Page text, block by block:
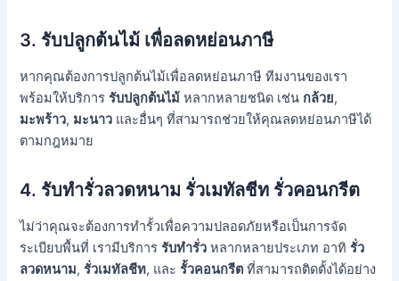
3. รับปลูกต้นไม้ เพื่อลดหย่อนภาษี
หากคุณต้องการปลูกต้นไม้เพื่อลดหย่อนภาษี ทีมงานของเรา
พร้อมให้บริการรับปลูกต้นไม้ หลากหลายชนิด เช่น กล้วย,
มะพร้าว, มะนาว และอื่นๆ ที่สามารถช่วยให้คุณลดหย่อนภาษีได้
ตามกฎหมาย
4. รับทำรั่วลวดหนาม รั่วเมทัลชีท รั่วคอนกรีต
ไม่ว่าคุณจะต้องการทำรั้วเพื่อความปลอดภัยหรือเป็นการจัด
ระเบียบพื้นที่ เรามีบริการรับทำรั่ว หลากหลายประเภท อาทิรั่ว
ลวดหนาม,รั่วเมทัลชีท, และรั้วคอนกรีต ที่สามารถติดตั้งได้อย่าง